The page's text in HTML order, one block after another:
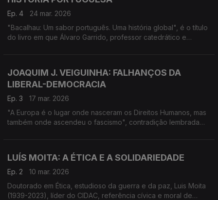
Ep. 4
24 mar. 2026
"Bacalhau: Um sabor português. Uma história global", é o título
do livro em que Álvaro Garrido, professor catedrático e
JOAQUIM J. VEIGUINHA: FALHANÇOS DA
LIBERAL-DEMOCRACIA
Ep. 3
17 mar. 2026
"A Europa é o lugar onde nasceram os Direitos Humanos, mas
também onde ascendeu o fascismo", contradição lembrada
LUÍS MOITA: A ÉTICA E A SOLIDARIEDADE
Ep. 2
10 mar. 2026
Doutorado em Ética, estudioso da guerra e da paz, Luis Moita
(1939-2023), líder do CIDAC, referência cívica e moral de